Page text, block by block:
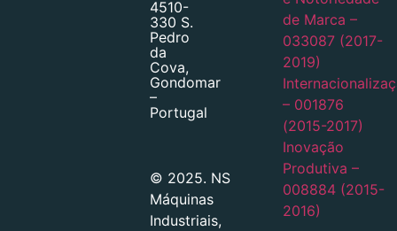
4510-
330 S.
Pedro
da
Cova,
Gondomar
–
Portugal
© 2025. NS
Máquinas
Industriais,
de Marca –
033087 (2017-
2019)
– 001876
(2015-2017)
Inovação
Produtiva –
008884 (2015-
2016)